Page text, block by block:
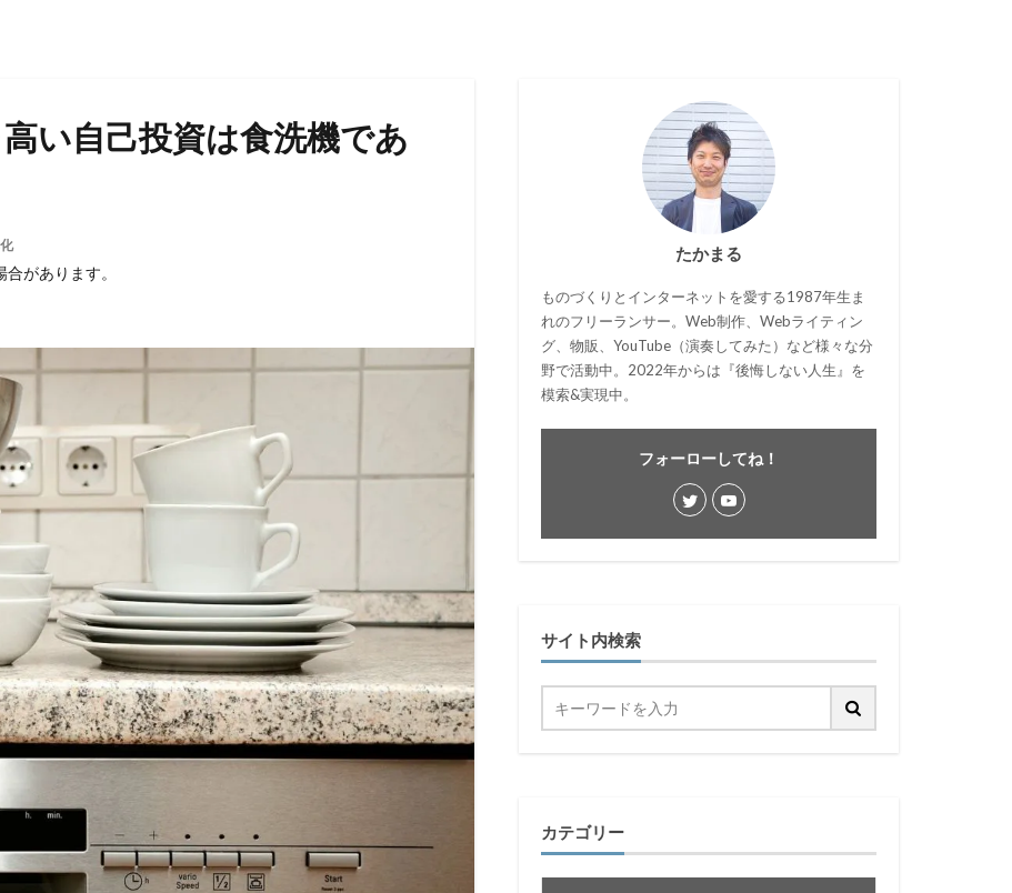
い自己投資は食洗機であ
があります。
たかまる
ものづくりとインターネットを愛する1987年生ま
れのフリーランサー。Web制作、Webライティン
グ、物販、YouTube（演奏してみた）など様々な分
野で活動中。2022年からは『後悔しない人生』を
模索&実現中。
フォーローしてね！
サイト内検索
カテゴリー